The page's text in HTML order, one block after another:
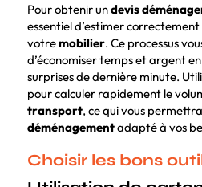
Pour obtenir undevis
essentiel d’estimer
votremobilier. Ce processus
d’économiser temps et argent
surprises de dernière minute.
pour calculer rapidement le
transport, ce qui vous
déménagementadapté à vos
Choisir les bons